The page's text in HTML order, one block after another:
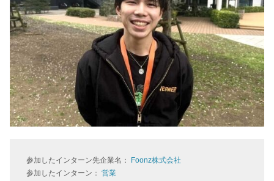
参加したインターン先企業名：
Foonz株式会社
参加したインターン： 営業